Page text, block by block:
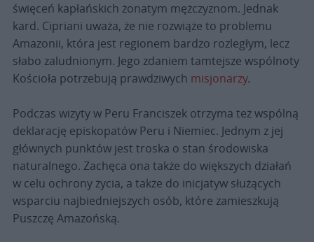
święceń kapłańskich żonatym mężczyznom. Jednak
kard. Cipriani uważa, że nie rozwiąże to problemu
Amazonii, która jest regionem bardzo rozległym, lecz
słabo zaludnionym. Jego zdaniem tamtejsze wspólnoty
Kościoła potrzebują prawdziwych misjonarzy.
Podczas wizyty w Peru Franciszek otrzyma też wspólną
deklarację episkopatów Peru i Niemiec. Jednym z jej
głównych punktów jest troska o stan środowiska
naturalnego. Zachęca ona także do większych działań
w celu ochrony życia, a także do inicjatyw służących
wsparciu najbiedniejszych osób, które zamieszkują
Puszczę Amazońską.